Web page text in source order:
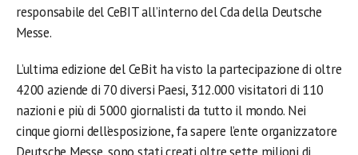
responsabile del CeBIT all’interno del Cda della Deutsche
Messe.
L’ultima edizione del CeBit ha visto la partecipazione di oltre
4200 aziende di 70 diversi Paesi, 312.000 visitatori di 110
nazioni e più di 5000 giornalisti da tutto il mondo. Nei
cinque giorni dell’esposizione, fa sapere l’ente organizzatore